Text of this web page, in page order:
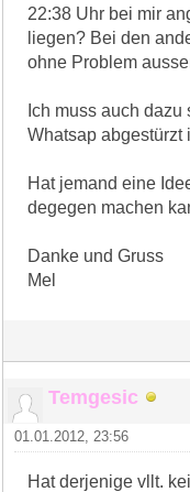
22:38 Uhr bei mir
liegen? Bei den
ohne Problem
Ich muss auch
Whatsap abgestürzt
Hat jemand eine
degegen machen
Danke und Gruss
Mel
Temgesic
01.01.2012, 23:56
Hat derjenige vllt.